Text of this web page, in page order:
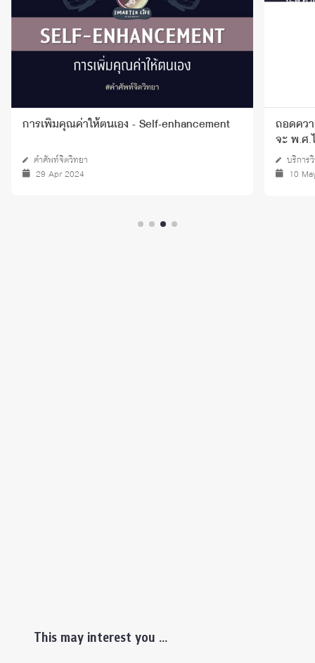
การเพิ่มคุณค่าให้ตนเอง - Self-enhancement
คำศัพท์จิตวิทยา
29 Apr 2024
ถอดคว
จะ พ.ศ.
บริการ
10
This may interest you ...